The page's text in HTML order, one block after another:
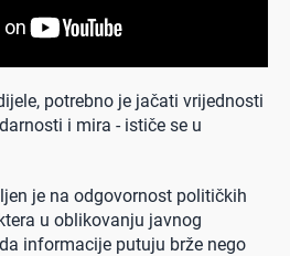
potrebno je jačati vrijednosti
i mira - ističe se u
je na odgovornost političkih
u oblikovanju javnog
informacije putuju brže nego